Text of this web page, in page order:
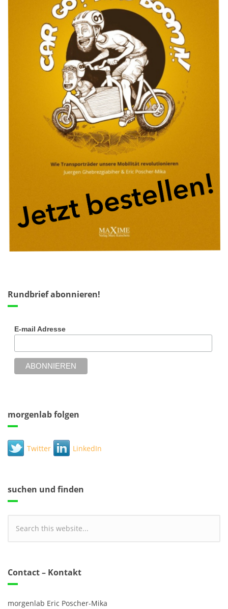
Rundbrief abonnieren!
E-mail Adresse
morgenlab folgen
Twitter LinkedIn
suchen und finden
Contact – Kontakt
morgenlab Eric Poscher-Mika